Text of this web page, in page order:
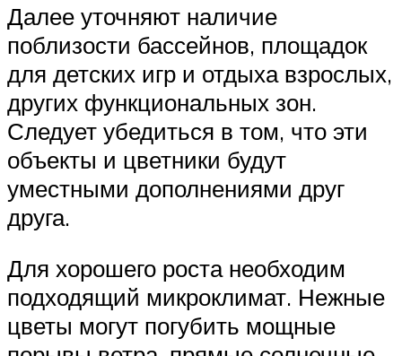
Далее уточняют наличие
поблизости бассейнов, площадок
для детских игр и отдыха взрослых,
других функциональных зон.
Следует убедиться в том, что эти
объекты и цветники будут
уместными дополнениями друг
друга.
Для хорошего роста необходим
подходящий микроклимат. Нежные
цветы могут погубить мощные